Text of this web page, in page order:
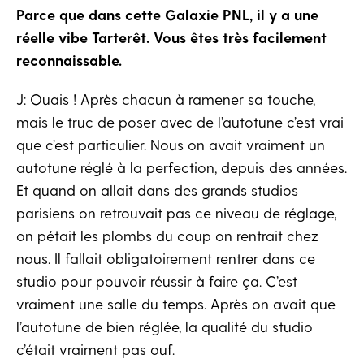
Parce que dans cette Galaxie PNL, il y a une
réelle vibe Tarterêt. Vous êtes très facilement
reconnaissable.
J: Ouais ! Après chacun à ramener sa touche,
mais le truc de poser avec de l’autotune c’est vrai
que c’est particulier. Nous on avait vraiment un
autotune réglé à la perfection, depuis des années.
Et quand on allait dans des grands studios
parisiens on retrouvait pas ce niveau de réglage,
on pétait les plombs du coup on rentrait chez
nous. Il fallait obligatoirement rentrer dans ce
studio pour pouvoir réussir à faire ça. C’est
vraiment une salle du temps. Après on avait que
l’autotune de bien réglée, la qualité du studio
c’était vraiment pas ouf.